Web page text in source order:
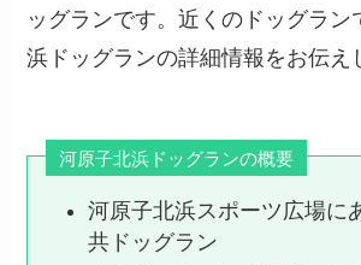
ッグランです。近くのドッグラン
浜ドッグランの詳細情報をお伝え
河原子北浜ドッグランの概要
河原子北浜スポーツ広場に
共ドッグラン